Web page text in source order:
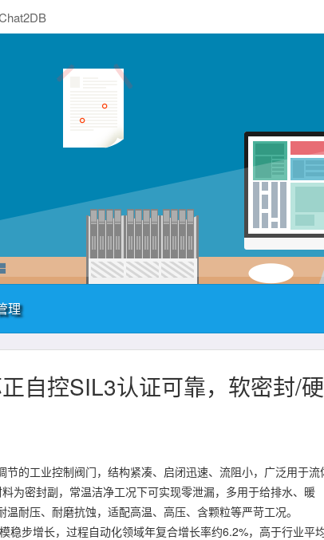
理
自控SIL3认证可靠，软密封/硬
的工业控制阀门，结构紧凑、启闭迅速、流阻小，广泛用于流
为密封副，常温洁净工况下可实现零泄漏，多用于给排水、暖
耐压、耐磨抗蚀，适配高温、高压、含颗粒等严苛工况。
步增长，过程自动化领域年复合增长率约6.2%，高于行业平